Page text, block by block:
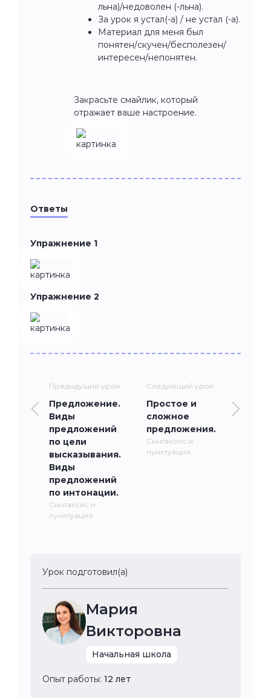
льна)/недоволен (-льна).
За урок я устал(-а) / не устал (-а).
Материал для меня был
понятен/скучен/бесполезен/
интересен/непонятен.
Закрасьте смайлик, который
отражает ваше настроение.
Ответы
Упражнение 1
Упражнение 2
Предыдущий урок
Предложение.
Виды
предложений
по цели
высказывания.
Виды
предложений
по интонации.
Синтаксис и
пунктуация
Следующий урок
Простое и
сложное
предложения.
Синтаксис и
пунктуация
Урок подготовил(а)
Мария
Викторовна
Начальная школа
Опыт работы: 12 лет